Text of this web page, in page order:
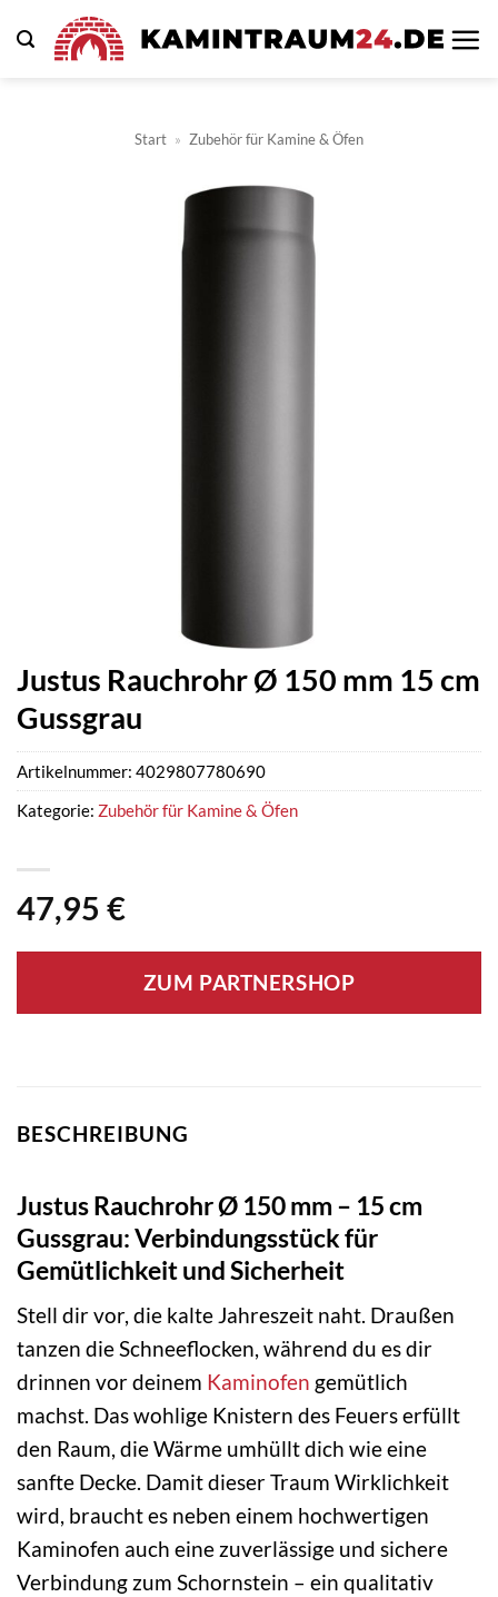
Inhalt
Start » Zubehör für Kamine & Öfen
Justus Rauchrohr Ø 150 mm 15 cm
Gussgrau
47,95 €
ZUM PARTNERSHOP
Artikelnummer: 4029807780690
Kategorie: Zubehör für Kamine & Öfen
BESCHREIBUNG
Justus Rauchrohr Ø 150 mm – 15 cm
Gussgrau: Verbindungsstück für
Gemütlichkeit und Sicherheit
Stell dir vor, die kalte Jahreszeit naht. Draußen
tanzen die Schneeflocken, während du es dir
drinnen vor deinem Kaminofen gemütlich
machst. Das wohlige Knistern des Feuers erfüllt
den Raum, die Wärme umhüllt dich wie eine
sanfte Decke. Damit dieser Traum Wirklichkeit
wird, braucht es neben einem hochwertigen
Kaminofen auch eine zuverlässige und sichere
Verbindung zum Schornstein – ein qualitativ